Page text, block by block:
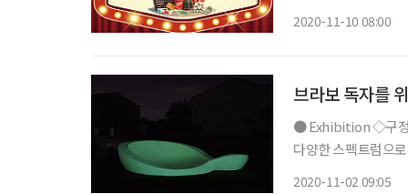
2020-11-10 08:00
브라보 독자를
● Exhibition ◇구정아: 2020 일정 11월 28일까지 장소 PKM 갤러리 특유의 기민한 감각과
다양한 스펙트럼으
2020-11-02 09:05